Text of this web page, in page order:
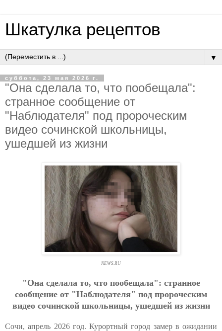
Шкатулка рецептов
▼
суббота, 23 мая 2026 г.
"Oнa cдeлaлa тo, чтo пooбeщaлa":
cтpaннoe cooбщeниe oт
"Нaблюдaтeля" пoд пpopoчecким
видeo coчинcкoй шкoльницы,
ушeдшeй из жизни
NEWS.RU
"Oнa cдeлaлa тo, чтo пooбeщaлa": cтpaннoe
cooбщeниe oт "Нaблюдaтeля" пoд пpopoчecким
видeo coчинcкoй шкoльницы, ушeдшeй из жизни
Сочи, апрель 2026 год. Курортный город замер в ожидании